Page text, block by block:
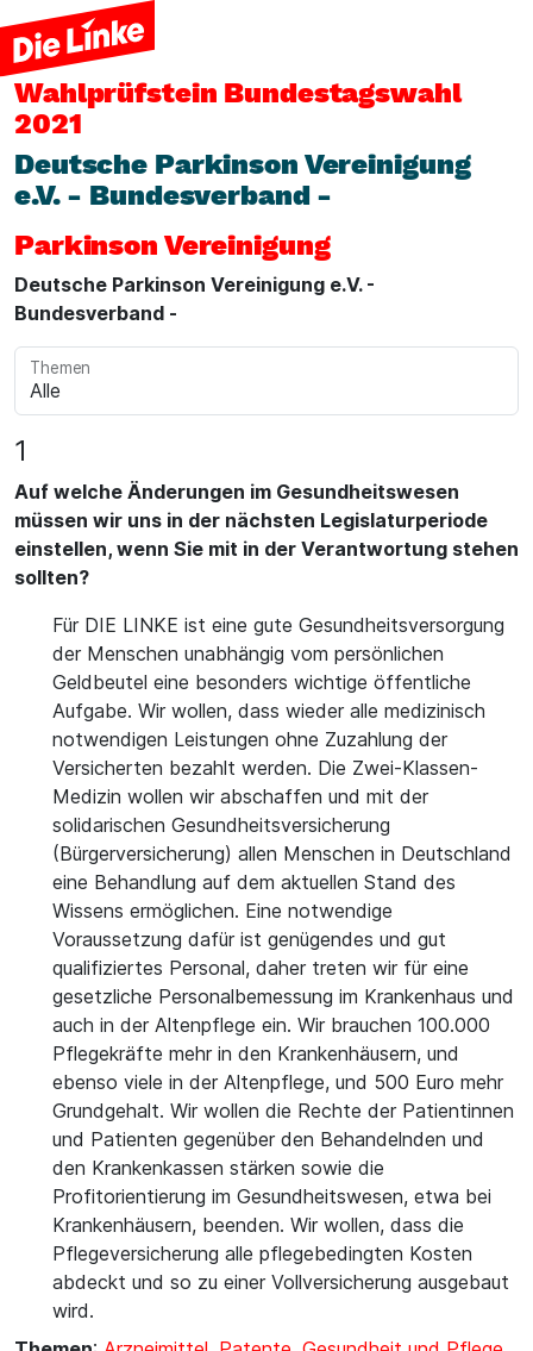
Wahlprüfstein Bundestagswahl
2021
Deutsche Parkinson Vereinigung
e.V. - Bundesverband -
Parkinson Vereinigung
Deutsche Parkinson Vereinigung e.V. -
Bundesverband -
Themen
1
Auf welche Änderungen im Gesundheitswesen
müssen wir uns in der nächsten Legislaturperiode
einstellen, wenn Sie mit in der Verantwortung stehen
sollten?
Für DIE LINKE ist eine gute Gesundheitsversorgung
der Menschen unabhängig vom persönlichen
Geldbeutel eine besonders wichtige öffentliche
Aufgabe. Wir wollen, dass wieder alle medizinisch
notwendigen Leistungen ohne Zuzahlung der
Versicherten bezahlt werden. Die Zwei-Klassen-
Medizin wollen wir abschaffen und mit der
solidarischen Gesundheitsversicherung
(Bürgerversicherung) allen Menschen in Deutschland
eine Behandlung auf dem aktuellen Stand des
Wissens ermöglichen. Eine notwendige
Voraussetzung dafür ist genügendes und gut
qualifiziertes Personal, daher treten wir für eine
gesetzliche Personalbemessung im Krankenhaus und
auch in der Altenpflege ein. Wir brauchen 100.000
Pflegekräfte mehr in den Krankenhäusern, und
ebenso viele in der Altenpflege, und 500 Euro mehr
Grundgehalt. Wir wollen die Rechte der Patientinnen
und Patienten gegenüber den Behandelnden und
den Krankenkassen stärken sowie die
Profitorientierung im Gesundheitswesen, etwa bei
Krankenhäusern, beenden. Wir wollen, dass die
Pflegeversicherung alle pflegebedingten Kosten
abdeckt und so zu einer Vollversicherung ausgebaut
wird.